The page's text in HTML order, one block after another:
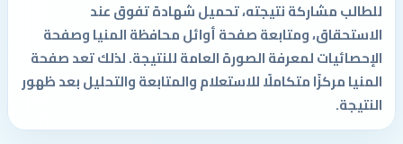
للطالب مشاركة نتيجته، تحميل شهادة تفوق عند
الاستحقاق، ومتابعة صفحة أوائل محافظة المنيا وصفحة
الإحصائيات لمعرفة الصورة العامة للنتيجة. لذلك تعد صفحة
المنيا مركزًا متكاملًا للاستعلام والمتابعة والتحليل بعد ظهور
النتيجة.